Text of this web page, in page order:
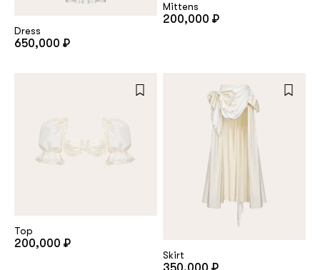
Dress
650,000 ₽
Mittens
200,000 ₽
Top
200,000 ₽
Skirt